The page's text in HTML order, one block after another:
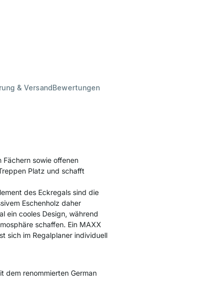
& VersandBewertungen
sowie offenen
Platz und schafft
des Eckregals sind die
Eschenholz daher
ein cooles Design, während
schaffen. Ein MAXX
sich im Regalplaner individuell
dem renommierten German